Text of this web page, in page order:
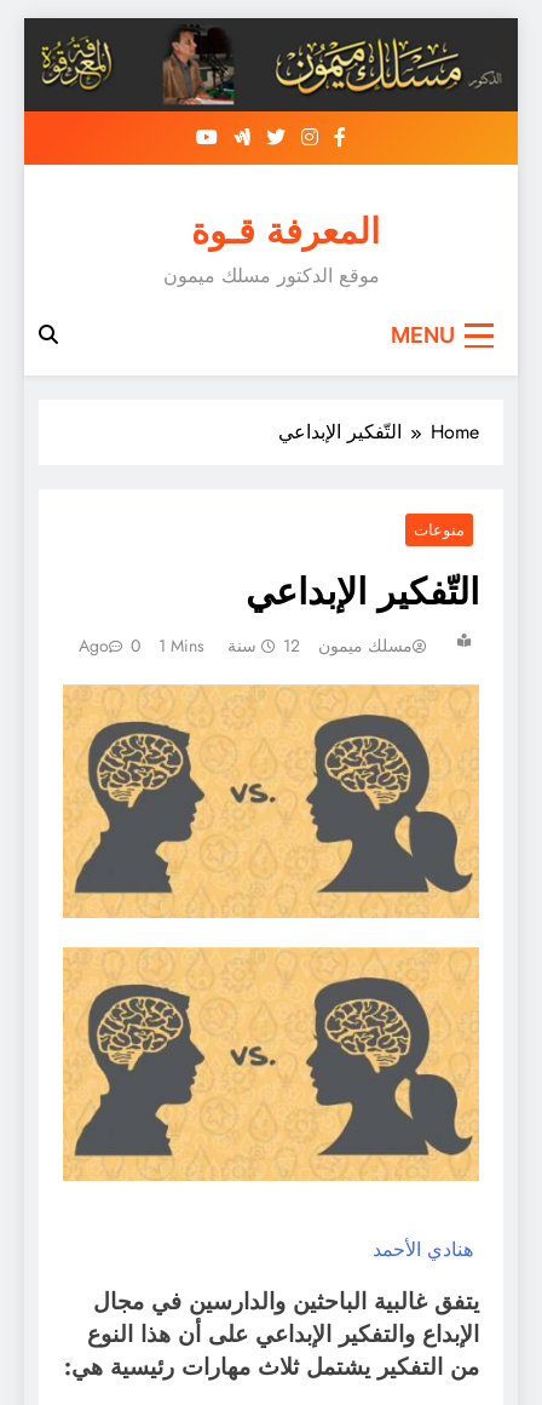
content
المعرفة قـوة
موقع الدكتور مسلك ميمون
MENU
Home التّفكير الإبداعي
منوعات
التّفكير الإبداعي
مسلك ميمون 12 سنة Ago 0 1 Mins
هنادي الأحمد
يتفق غالبية الباحثين والدارسين في مجال
الإبداع والتفكير الإبداعي على أن هذا النوع
من التفكير يشتمل ثلاث مهارات رئيسية هي: